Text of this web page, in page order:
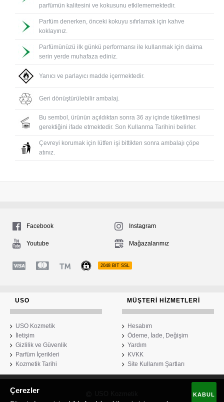
parfümün kalitesini ve kokusunu etkilememektedir.
Parfüm denerken, önceki kokuyu sıfırlamak için kahve
koklayınız.
Parfümünüzü ilk günkü performansı ile kullanmak için daima
serin yerde muhafaza ediniz.
Yanıcı ve parlayıcı madde içermektedir.
Geri dönüştürülebilir ambalaj.
Bu sembol, ürünün açıldıktan sonra 36 ay içinde tüketilmesi
gerektiğini ifade etmektedir. Son Kullanma Tarihini belirler.
Çevreyi korumak için lütfen işi bittikten sonra ambalajı çöpe
atınız.
Facebook Instagram
Youtube Mağazalarımız
2048 BIT SSL
USO
USO Kozmetik
İletişim
Gizlilik ve Güvenlik
Parfüm İçerikleri
Kozmetik Tarihi
MÜŞTERI HIZMETLERI
Hesabım
Ödeme, İade, Değişim
Yardım
KVKK
Site Kullanım Şartları
KABUL
Çerezler